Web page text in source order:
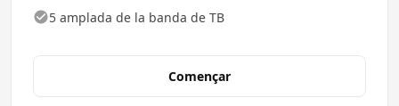
5 amplada de la banda de TB
Començar